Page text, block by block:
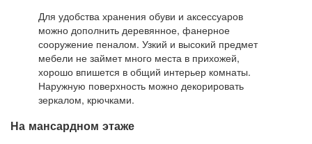
Для удобства хранения обуви и аксессуаров
можно дополнить деревянное, фанерное
сооружение пеналом. Узкий и высокий предмет
мебели не займет много места в прихожей,
хорошо впишется в общий интерьер комнаты.
Наружную поверхность можно декорировать
зеркалом, крючками.
На мансардном этаже